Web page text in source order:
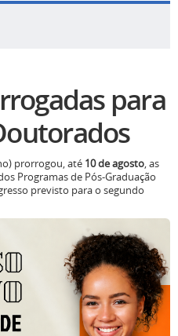
para
prorrogou, até 10 de agosto, as
Programas de Pós-Graduação
previsto para o segundo